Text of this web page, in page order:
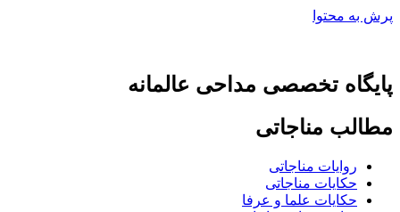
پرش به محتوا
پایگاه تخصصی مداحی عالمانه
مطالب مناجاتی
روایات مناجاتی
حکایات مناجاتی
حکایات علما و عرفا